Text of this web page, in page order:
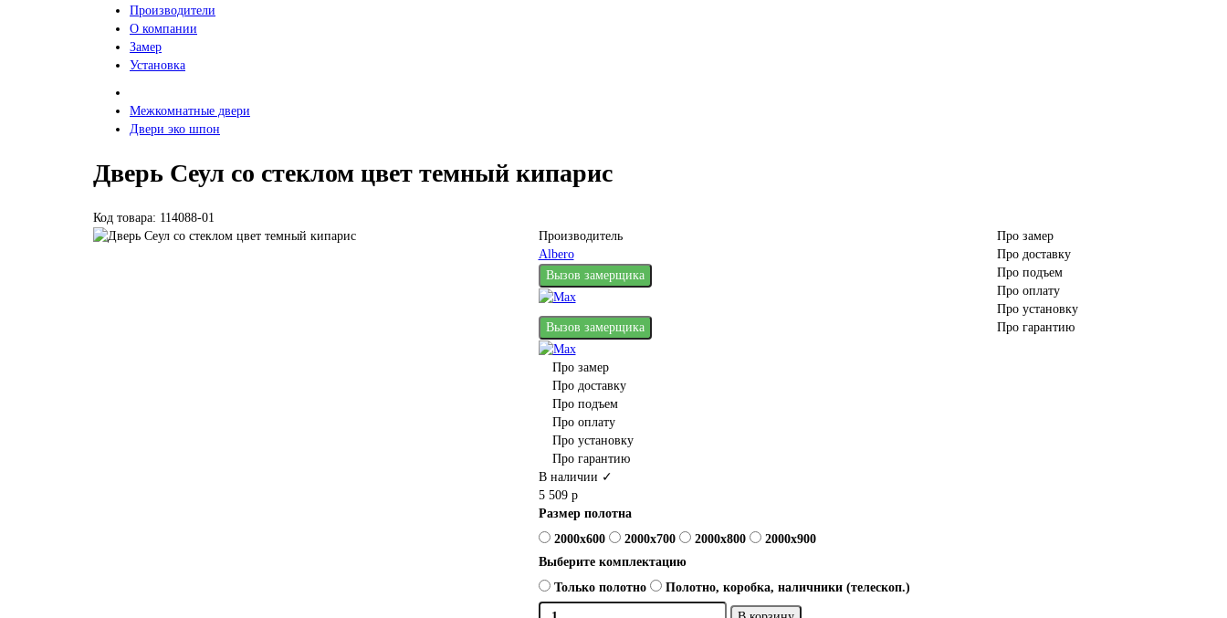
Производители
О компании
Замер
Установка
Межкомнатные двери
Двери эко шпон
Дверь Сеул со стеклом цвет темный кипарис
Код товара: 114088-01
Производитель
Albero
Вызов замерщика
Вызов замерщика
Про замер
Про доставку
Про подъем
Про оплату
Про установку
Про гарантию
В наличии ✓
5 509 р
Размер полотна
2000x600
2000x700 2000x800
2000x900
Выберите комплектацию
Только полотно
Полотно, коробка, наличники (телескоп.)
Про замер
Про доставку
Про подъем
Про оплату
Про установку
Про гарантию